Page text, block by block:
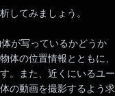
してみましょう。
が写っているかどうか
体の位置情報とともに、
。また、近くにいるユー
の動画を撮影するよう求